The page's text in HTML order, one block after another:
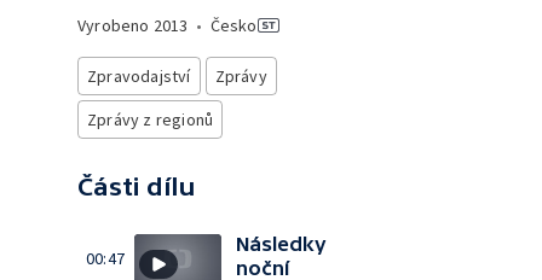
Vyrobeno 2013 • Česko
Zpravodajství
Zprávy
Zprávy z regionů
Části dílu
00:47
Následky
noční